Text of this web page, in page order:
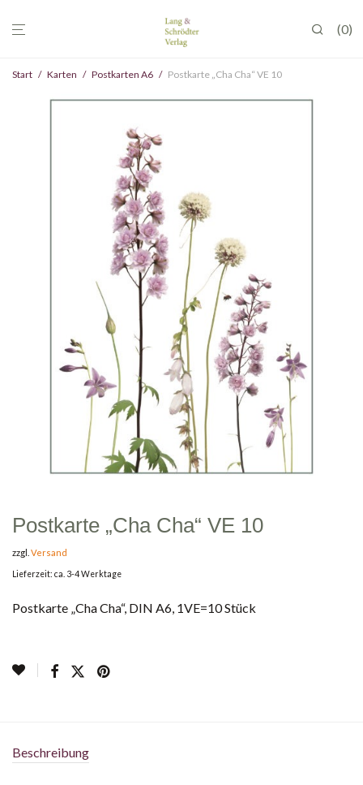
0
Start / Karten / Postkarten A6 / Postkarte „Cha Cha“ VE 10
Postkarte „Cha Cha“ VE 10
zzgl. Versand
Lieferzeit: ca. 3-4 Werktage
Postkarte „Cha Cha“, DIN A6, 1VE=10 Stück
Beschreibung